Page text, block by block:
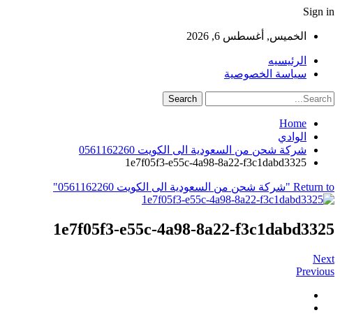
Sign in
الخميس, أغسطس 6, 2026
الرئيسيه
سياسة الخصوصية
Home
الوادي
شركة شحن من السعودية الى الكويت 0561162260
1e7f05f3-e55c-4a98-8a22-f3c1dabd3325
Return to "شركة شحن من السعودية الى الكويت 0561162260"
1e7f05f3-e55c-4a98-8a22-f3c1dabd3325
Next
Previous